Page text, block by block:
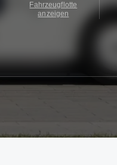
Fahrzeugflotte
anzeigen